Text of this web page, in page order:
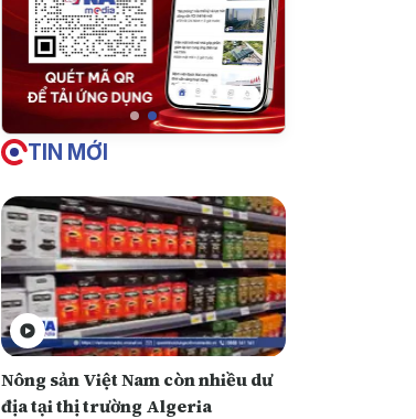
TIN MỚI
Nông sản Việt Nam còn nhiều dư
địa tại thị trường Algeria